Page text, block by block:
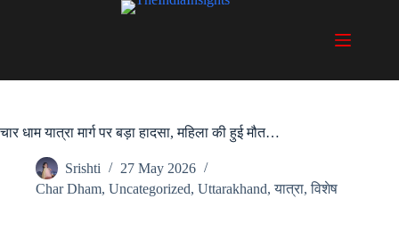
चार धाम यात्रा मार्ग पर बड़ा हादसा, महिला की हुई मौत…
Srishti
27 May 2026
Char Dham, Uncategorized, Uttarakhand,यात्रा,विशेष